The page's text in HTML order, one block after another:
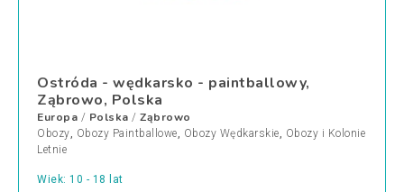
Ostróda - wędkarsko - paintballowy,
Ząbrowo, Polska
Europa / Polska / Ząbrowo
Obozy, Obozy Paintballowe, Obozy Wędkarskie, Obozy i Kolonie
Letnie
Wiek: 10 - 18 lat